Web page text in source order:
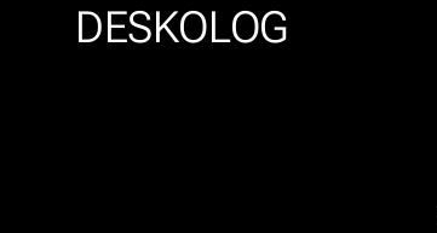
DESKOLOG